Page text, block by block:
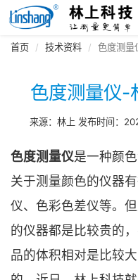
首页 技术资料 色度测量
色度测量仪-
来源：林上 发布时间：
色度测量仪是一种颜
关于测量颜色的仪器
仪、色彩色差仪等。
的仪器都是比较贵的
品的体积相对是比较